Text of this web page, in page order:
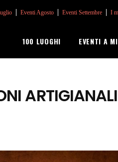
Eventi Agosto Eventi Settembre I
100 LUOGHI EVENTI A